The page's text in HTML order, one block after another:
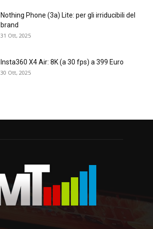
Nothing Phone (3a) Lite: per gli irriducibili del
brand
31 Ott, 2025
Insta360 X4 Air: 8K (a 30 fps) a 399 Euro
30 Ott, 2025